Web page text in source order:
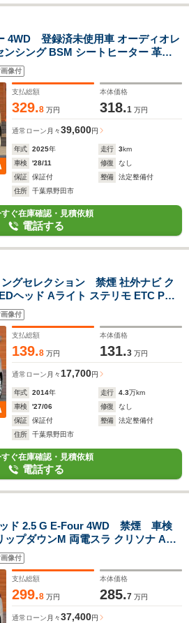
4WD 登録済未使用車 オーディオレ
ンシング BSM シートヒーター 革巻
リル ルーフレール リアロースクリ
像付
支払総額
329.8 万円
本体価格
318.1 万円
通常ローン 月々39,600円
年式 2025年 走行 3km
車検
'28/11 修復
なし
保証
保証付 整備
法定整備付
住所
千葉県野田市
ぐ在庫確認・見積依頼
電話する
グセレクション 禁煙 社外ナビ ク
ヘッド Aライト ステリモ ETC Pス
フター チルトステア 12Vソケット
ザー 純正17インチAW
像付
支払総額
139.8 万円
本体価格
131.3 万円
通常ローン 月々 17,700円
年式 2014年 走行 4.3万km
車検
'27/06 修復
なし
保証
保証付 整備
法定整備付
住所
千葉県野田市
ぐ在庫確認・見積依頼
電話する
ド 2.5 G E-Four 4WD 禁煙 車検
プダウンM 両電スラ クリソナ ACC
ド Bカメラ BT フルセグTV CD/DVD
12Vソケット 100Vコンセント 純正
像付
支払総額
299.8 万円
本体価格
285.7 万円
通常ローン 月々37,400円